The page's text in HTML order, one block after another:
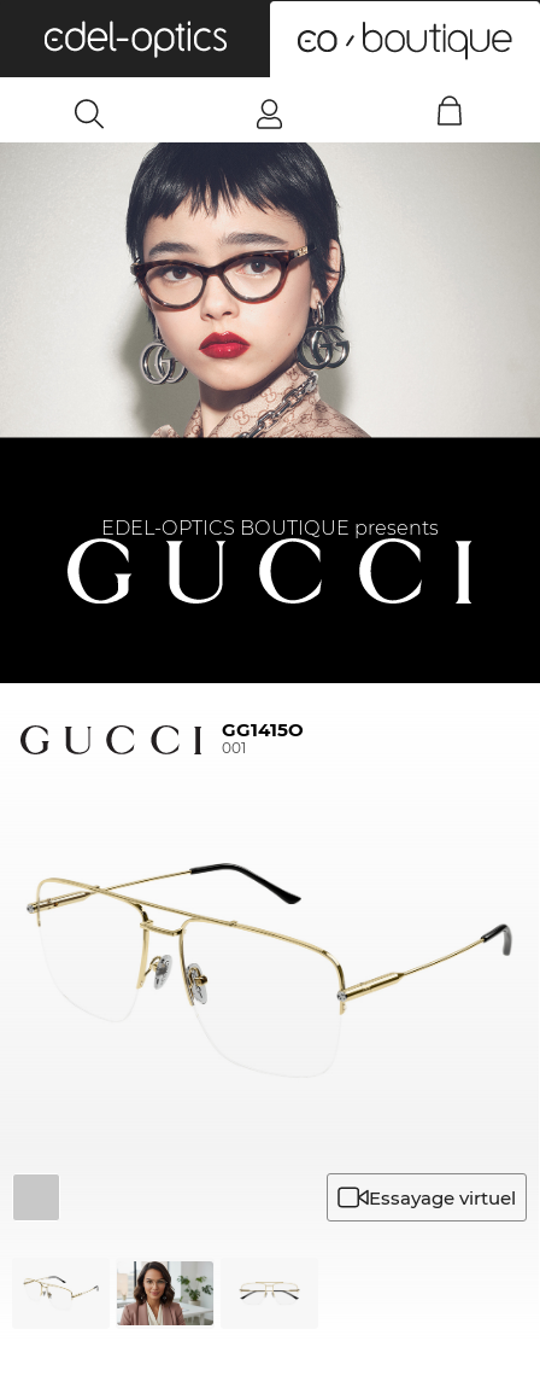
EDEL-OPTICS BOUTIQUE presents
GG1415O
001
Essayage virtuel